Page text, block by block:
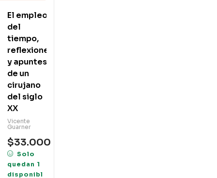
El empleo
del
tiempo,
reflexiones
y apuntes
de un
cirujano
del siglo
XX
Vicente
Guarner
$33.000
Solo
quedan 1
disponibl